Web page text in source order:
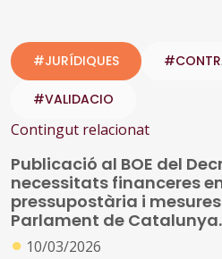
#JURÍDIQUES
#VALIDACIO
Contingut relacionat
Publicació al BOE del
necessitats financeres
pressupostària i
Parlament de Catalunya.
● 10/03/2026